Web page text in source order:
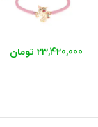
23,420,000 تومان